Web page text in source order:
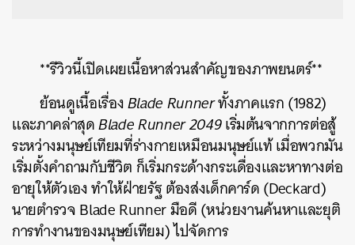
**รีวิวนี้เปิดเผยเนื้อหาส่วนสำคัญของภาพยนตร์**
ย้อนดูเนื้อเรื่องBlade Runnerทั้งภาคแรก (1982)
และภาคล่าสุดBlade Runner 2049เริ่มต้นจากการต่อสู้
ระหว่างมนุษย์เทียมที่ร่างกายเหมือนมนุษย์แท้ เมื่อพวกมัน
เริ่มตั้งคำถามกับชีวิต ก็เริ่มกระด้างกระเดื่องและหาทางต่อ
อายุให้ตัวเอง ทำให้ฝ่ายรัฐ ต้องส่งเด็กคาร์ด (Deckard)
นายตำรวจ Blade Runner มือดี (หน่วยงานค้นหาและยุติ
การทำงานของมนุษย์เทียม) ไปจัดการ